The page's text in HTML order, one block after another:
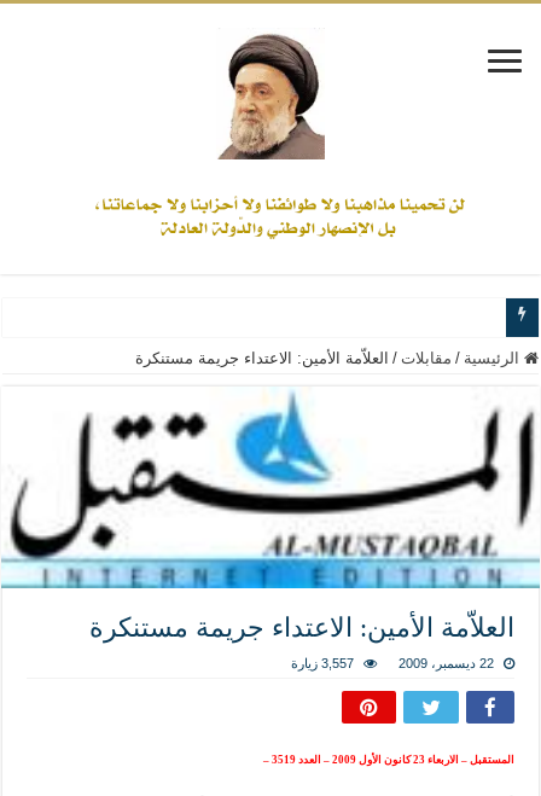
www.alamine.net
مواقف وآراء العلاّمة السيد علي الأمين من الأحداث والقضايا - اضغط للاطلاع
إذا كان التسنن هو الإيمان بسنة رسول الله ( صلى الله عليه وآله) فكلّ
علاقات المذاهب والأديان لا يجوز أن تكون على حساب الأوطان
لن تحمينا مذاهبنا ولا طوائفنا ولا أحزابنا ولا جماعاتنا، بل الإنصهار الوطني والدولة
المذاهب ليست قدرًا لا يمكن تجاوزه
ليست المنفعة تأتي من إسلامية النّظام كما لا تأتي المضرة من مسيحية النظام
المتهاون بوطنه متهاون بدينه حتماً
نسج العلاقة مع الآخر تكون من خلال منظومة القيم و المبادئ الانسانية التي تجعل
الرئيسية / مقابلات / العلاّمة الأمين: الاعتداء جريمة مستنكرة
العلاّمة الأمين: الاعتداء جريمة مستنكرة
22 ديسمبر، 2009 3,557 زيارة
المستقبل – الاربعاء 23 كانون الأول 2009 – العدد 3519 –